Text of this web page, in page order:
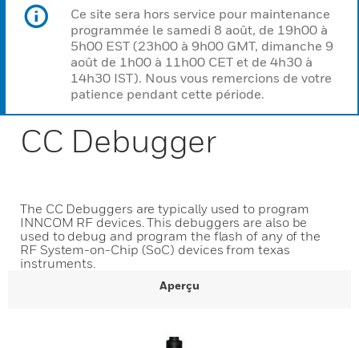
Ce site sera hors service pour maintenance
programmée le samedi 8 août, de 19h00 à
5h00 EST (23h00 à 9h00 GMT, dimanche 9
août de 1h00 à 11h00 CET et de 4h30 à
14h30 IST). Nous vous remercions de votre
patience pendant cette période.
CC Debugger
The CC Debuggers are typically used to program
INNCOM RF devices. This debuggers are also be
used to debug and program the flash of any of the
RF System-on-Chip (SoC) devices from texas
instruments.
Aperçu